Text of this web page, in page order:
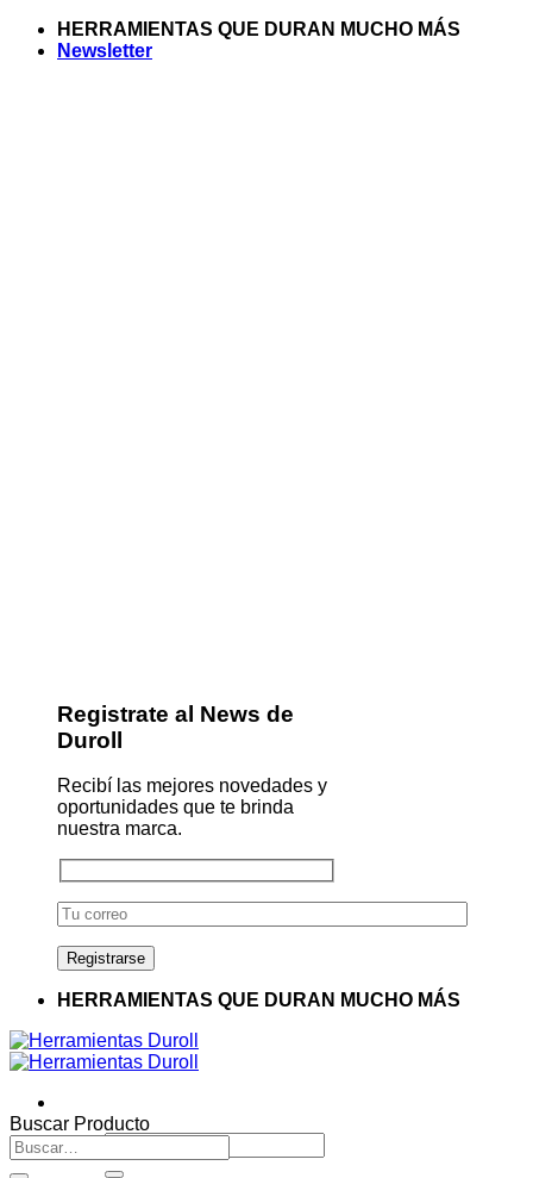
Saltar
HERRAMIENTAS QUE DURAN MUCHO MÁS
Newsletter
Registrate al News de
Duroll
Recibí las mejores novedades y
oportunidades que te brinda
nuestra marca.
HERRAMIENTAS QUE DURAN MUCHO MÁS
Buscar
por:
Buscar Producto
Buscar
por: